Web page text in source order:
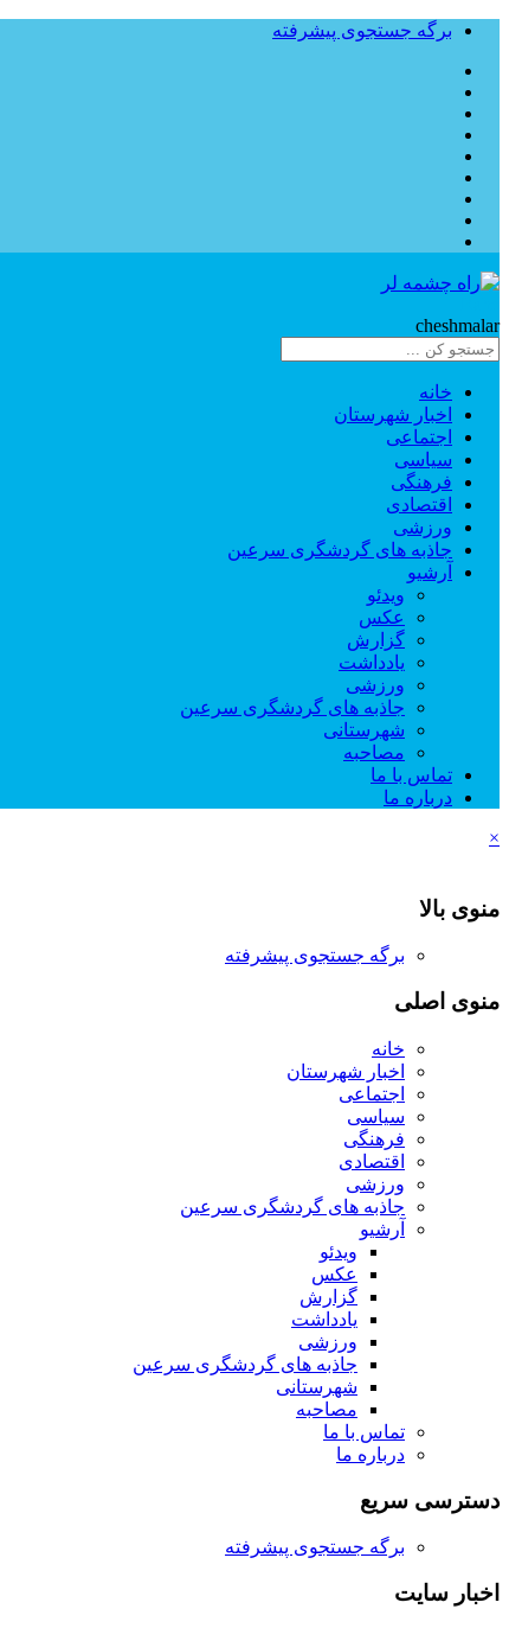
برگه جستجوی پیشرفته
cheshmalar
خانه
اخبار شهرستان
اجتماعی
سیاسی
فرهنگی
اقتصادی
ورزشی
جاذبه های گردشگری سرعین
آرشیو
ویدئو
عکس
گزارش
یادداشت
ورزشی
جاذبه های گردشگری سرعین
شهرستانی
مصاحبه
تماس با ما
درباره ما
×
منوی بالا
برگه جستجوی پیشرفته
منوی اصلی
خانه
اخبار شهرستان
اجتماعی
سیاسی
فرهنگی
اقتصادی
ورزشی
جاذبه های گردشگری سرعین
آرشیو
ویدئو
عکس
گزارش
یادداشت
ورزشی
جاذبه های گردشگری سرعین
شهرستانی
مصاحبه
تماس با ما
درباره ما
دسترسی سریع
برگه جستجوی پیشرفته
اخبار سایت